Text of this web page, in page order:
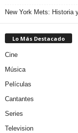
New York Mets: Historia
Lo Más Destacado
Cine
Música
Películas
Cantantes
Series
Television